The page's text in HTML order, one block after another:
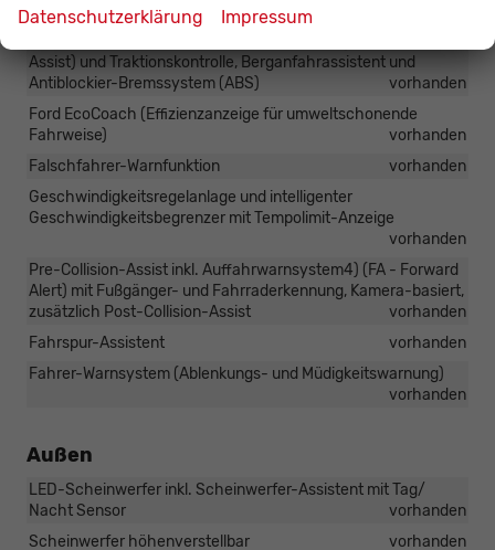
Elektronisches Sicherheits- und Stabilitätsprogramm (ESP)
Assist) und Traktionskontrolle, Berganfahrassistent und
Antiblockier-Bremssystem (ABS)
vorhanden
Ford EcoCoach (Effizienzanzeige für umweltschonende
Fahrweise)
vorhanden
Falschfahrer-Warnfunktion
vorhanden
Geschwindigkeitsregelanlage und intelligenter
Geschwindigkeitsbegrenzer mit Tempolimit-Anzeige
vorhanden
Pre-Collision-Assist inkl. Auffahrwarnsystem4) (FA - Forward
Alert) mit Fußgänger- und Fahrraderkennung, Kamera-basiert,
zusätzlich Post-Collision-Assist
vorhanden
Fahrspur-Assistent
vorhanden
Fahrer-Warnsystem (Ablenkungs- und Müdigkeitswarnung)
vorhanden
Außen
LED-Scheinwerfer inkl. Scheinwerfer-Assistent mit Tag/
Nacht Sensor
vorhanden
Scheinwerfer höhenverstellbar
vorhanden
Datenschutzerklärung Impressum